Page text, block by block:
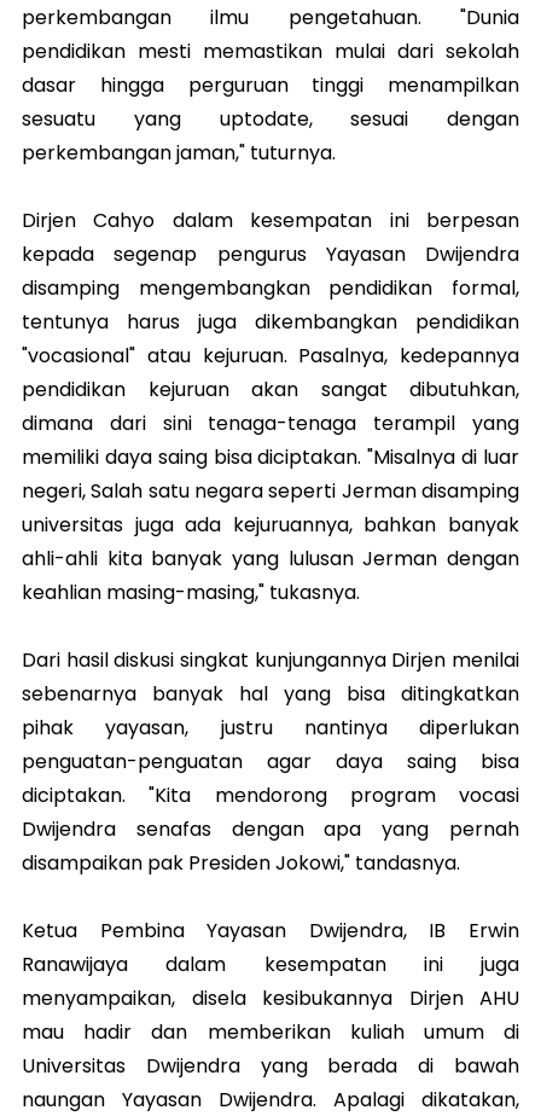
perkembangan ilmu pengetahuan. "Dunia
pendidikan mesti memastikan mulai dari sekolah
dasar hingga perguruan tinggi menampilkan
sesuatu yang uptodate, sesuai dengan
perkembangan jaman," tuturnya.
Dirjen Cahyo dalam kesempatan ini berpesan
kepada segenap pengurus Yayasan Dwijendra
disamping mengembangkan pendidikan formal,
tentunya harus juga dikembangkan pendidikan
"vocasional" atau kejuruan. Pasalnya, kedepannya
pendidikan kejuruan akan sangat dibutuhkan,
dimana dari sini tenaga-tenaga terampil yang
memiliki daya saing bisa diciptakan. "Misalnya di luar
negeri, Salah satu negara seperti Jerman disamping
universitas juga ada kejuruannya, bahkan banyak
ahli-ahli kita banyak yang lulusan Jerman dengan
keahlian masing-masing," tukasnya.
Dari hasil diskusi singkat kunjungannya Dirjen menilai
sebenarnya banyak hal yang bisa ditingkatkan
pihak yayasan, justru nantinya diperlukan
penguatan-penguatan agar daya saing bisa
diciptakan. "Kita mendorong program vocasi
Dwijendra senafas dengan apa yang pernah
disampaikan pak Presiden Jokowi," tandasnya.
Ketua Pembina Yayasan Dwijendra, IB Erwin
Ranawijaya dalam kesempatan ini juga
menyampaikan, disela kesibukannya Dirjen AHU
mau hadir dan memberikan kuliah umum di
Universitas Dwijendra yang berada di bawah
naungan Yayasan Dwijendra. Apalagi dikatakan,